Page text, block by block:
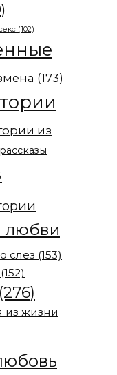
(102)
(173)
из
любви
слез (153)
(152)
(276)
из жизни